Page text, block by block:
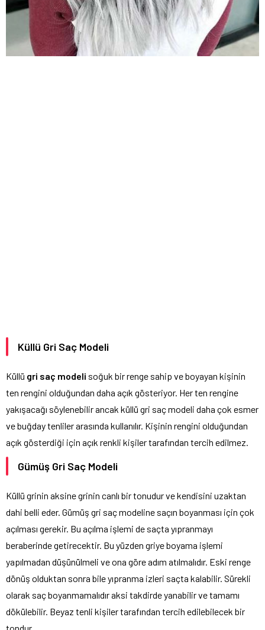
Küllü Gri Saç Modeli
Küllü gri saç modeli soğuk bir renge sahip ve boyayan kişinin
ten rengini olduğundan daha açık gösteriyor. Her ten rengine
yakışacağı söylenebilir ancak küllü gri saç modeli daha çok esmer
ve buğday tenliler arasında kullanılır. Kişinin rengini olduğundan
açık gösterdiği için açık renkli kişiler tarafından tercih edilmez.
Gümüş Gri Saç Modeli
Küllü grinin aksine grinin canlı bir tonudur ve kendisini uzaktan
dahi belli eder. Gümüş gri saç modeline saçın boyanması için çok
açılması gerekir. Bu açılma işlemi de saçta yıpranmayı
beraberinde getirecektir. Bu yüzden griye boyama işlemi
yapılmadan düşünülmeli ve ona göre adım atılmalıdır. Eski renge
dönüş olduktan sonra bile yıpranma izleri saçta kalabilir. Sürekli
olarak saç boyanmamalıdır aksi takdirde yanabilir ve tamamı
dökülebilir. Beyaz tenli kişiler tarafından tercih edilebilecek bir
tondur.